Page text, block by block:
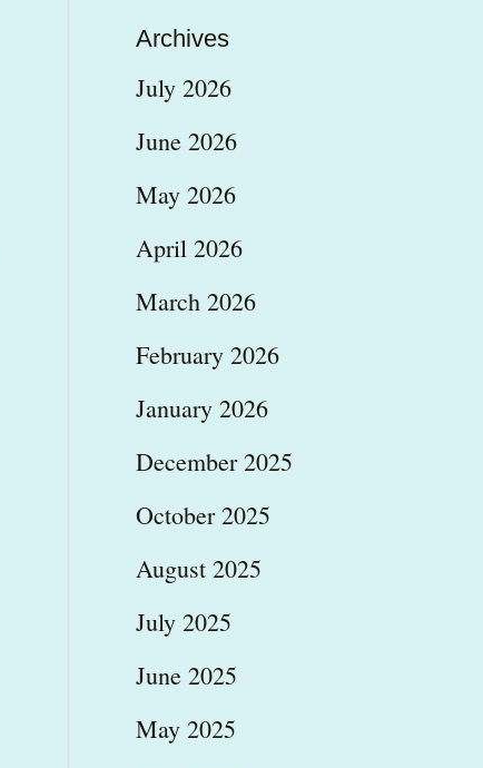
Archives
July 2026
June 2026
May 2026
April 2026
March 2026
February 2026
January 2026
December 2025
October 2025
August 2025
July 2025
June 2025
May 2025